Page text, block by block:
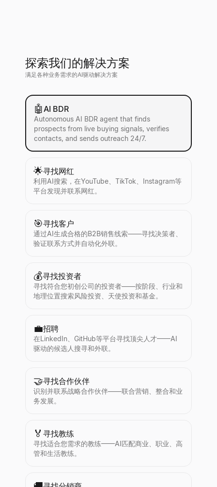
探索我们的解决方案
满足各种业务需求的AI驱动解决方案
🤖 AI BDR
Autonomous AI BDR agent that finds
prospects from live buying signals, verifies
contacts, and sends outreach 24/7.
🌟寻找网红
利用AI搜索，在YouTube、TikTok、Instagram等
平台发现并联系网红。
🎯寻找客户
通过AI生成合格的B2B销售线索——寻找决策者、
验证联系方式并自动化外联。
💰寻找投资者
寻找符合您初创公司的投资者——按阶段、行业和
地理位置搜索风险投资、天使投资和基金。
💼招聘
在LinkedIn、GitHub等平台寻找顶尖人才——AI
驱动的候选人搜寻和外联。
🤝寻找合作伙伴
识别并联系战略合作伙伴——联合营销、整合和业
务发展。
🏅 寻找教练
寻找适合您需求的教练——AI匹配商业、职业、高
管和生活教练。